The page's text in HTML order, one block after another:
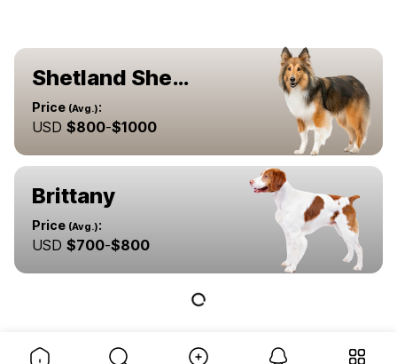
Shetland Sheepdog
Price (Avg.):
USD $800-$1000
Brittany
Price (Avg.):
USD $700-$800